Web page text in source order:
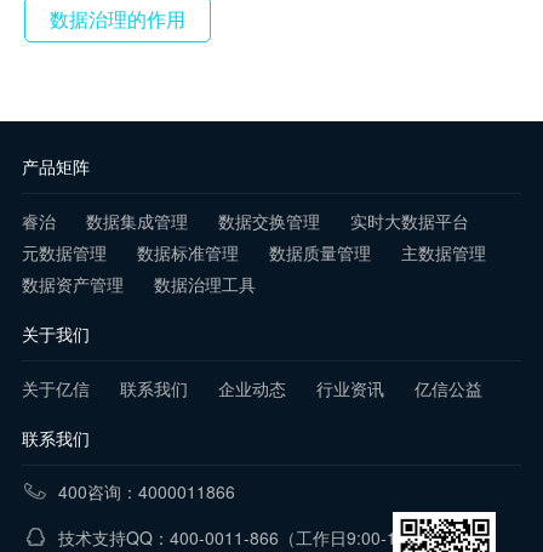
数据治理的作用
产品矩阵
睿治 数据集成管理 数据交换管理
实时大数据平台
元数据管理
数据标准管理 数据质量管理
主数据管理
数据资产管理
数据治理工具
关于我们
关于亿信 联系我们 企业动态 行业资讯 亿信公益
联系我们
400咨询：4000011866
技术支持QQ：400-0011-866 （工作日9:00-18:00）